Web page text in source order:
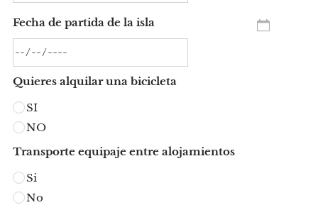
Fecha de partida de la isla
Quieres alquilar una bicicleta
SI
NO
Transporte equipaje entre alojamientos
Si
No